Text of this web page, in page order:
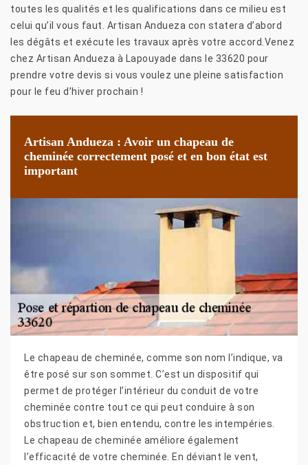
toutes les qualités et les qualifications dans ce milieu est
celui qu’il vous faut. Artisan Andueza con statera d’abord
les dégâts et exécute les travaux après votre accord.Venez
chez Artisan Andueza à Lapouyade dans le 33620 pour
prendre votre devis si vous voulez une pleine satisfaction
pour le feu d’hiver prochain !
Artisan Andueza : Avoir un chapeau de
cheminée correctement posé et en bon état est
important
Le chapeau de cheminée, comme son nom l’indique, va
être posé sur son sommet. C’est un dispositif qui
permet de protéger l’intérieur du conduit de votre
cheminée contre tout ce qui peut conduire à son
obstruction et, bien entendu, contre les intempéries.
Le chapeau de cheminée améliore également
l’efficacité de votre cheminée. En déviant le vent,